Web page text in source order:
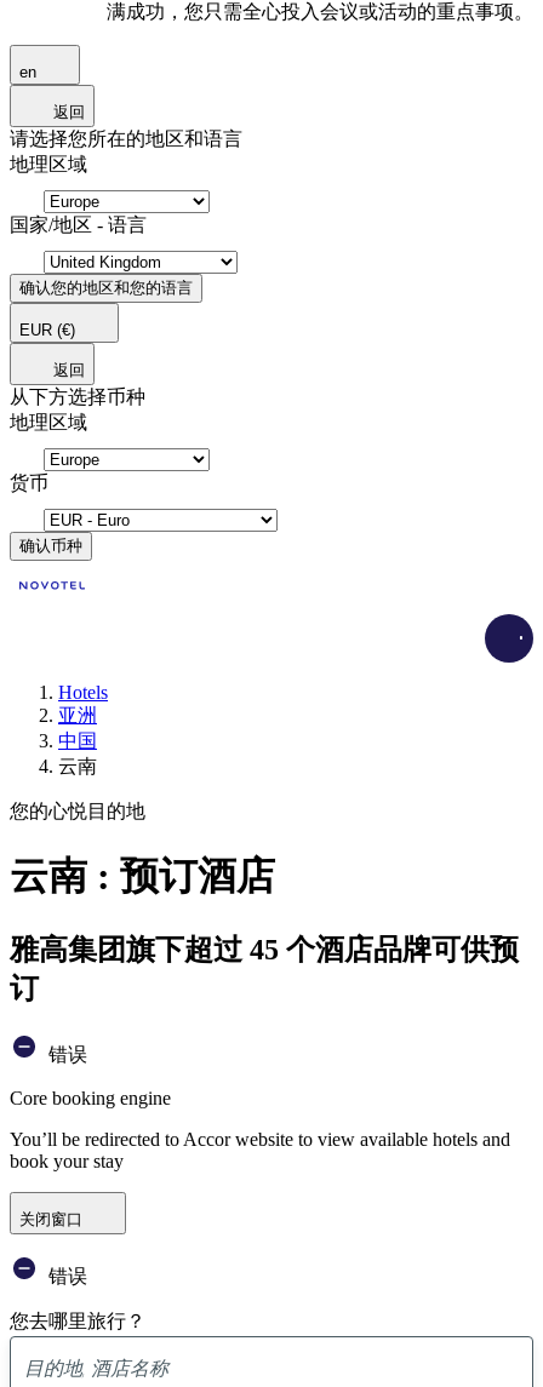
满成功，您只需全心投入会议或活动的重点事项。
en
返回
请选择您所在的地区和语言
地理区域
国家/地区 - 语言
确认您的地区和您的语言
EUR (€)
返回
从下方选择币种
地理区域
货币
确认币种
Hotels
亚洲
中国
云南
您的心悦目的地
云南 : 预订酒店
雅高集团旗下超过 45 个酒店品牌可供预
订
错误
Core booking engine
You’ll be redirected to Accor website to view available hotels and
book your stay
关闭窗口
错误
您去哪里旅行？